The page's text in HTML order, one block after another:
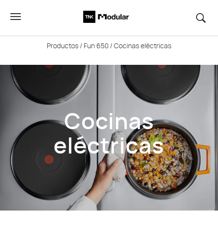
Productos / Fun 650 / Cocinas eléctricas
Cocinas
eléctricas